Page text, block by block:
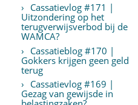
Cassatievlog #171 |
Uitzondering op het
terugverwijsverbod bij de
WAMCA?
Cassatieblog #170 |
Gokkers krijgen geen geld
terug
Cassatievlog #169 |
Gezag van gewijsde in